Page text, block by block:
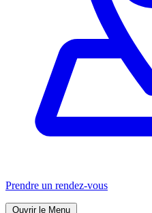
Prendre un rendez-vous